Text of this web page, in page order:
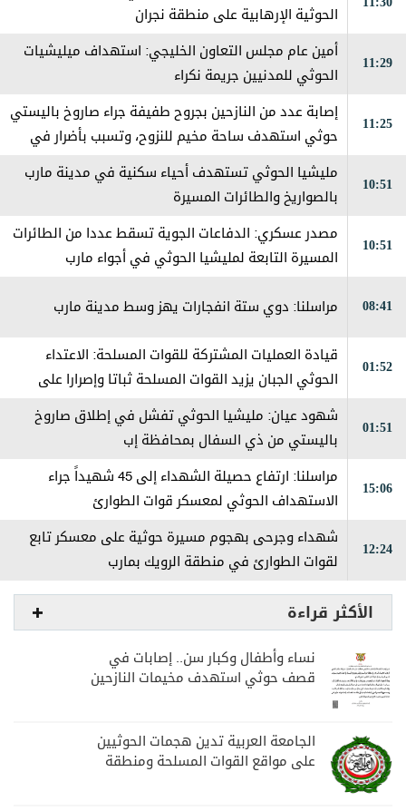
الحوثية الإرهابية على منطقة نجران
11:29
أمين عام مجلس التعاون الخليجي: استهداف ميليشيات
الحوثي للمدنيين جريمة نكراء
11:25
إصابة عدد من النازحين بجروح طفيفة جراء صاروخ باليستي
حوثي استهدف ساحة مخيم للنزوح، وتسبب بأضرار في
10:51
مليشيا الحوثي تستهدف أحياء سكنية في مدينة مارب
بالصواريخ والطائرات المسيرة
10:51
مصدر عسكري: الدفاعات الجوية تسقط عددا من الطائرات
المسيرة التابعة لمليشيا الحوثي في أجواء مارب
08:41 مراسلنا: دوي ستة انفجارات يهز وسط مدينة مارب
01:52
قيادة العمليات المشتركة للقوات المسلحة: الاعتداء
الحوثي الجبان يزيد القوات المسلحة ثباتا وإصرارا على
01:51
شهود عيان: ‏مليشيا الحوثي تفشل في إطلاق صاروخ
باليستي من ذي السفال بمحافظة إب
15:06
مراسلنا: ارتفاع حصيلة الشهداء إلى 45 شهيداً جراء
الاستهداف الحوثي لمعسكر قوات الطوارئ
12:24
شهداء وجرحى بهجوم مسيرة حوثية على معسكر تابع
لقوات الطوارئ في منطقة الرويك بمارب
الأكثر قراءة
نساء وأطفال وكبار سن.. إصابات في
قصف حوثي استهدف مخيمات النازحين
الجامعة العربية تدين هجمات الحوثيين
على مواقع القوات المسلحة ومنطقة